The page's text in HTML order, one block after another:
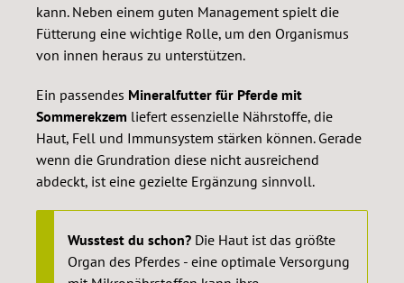
kann. Neben einem guten Management spielt die
Fütterung eine wichtige Rolle, um den Organismus
von innen heraus zu unterstützen.
Ein passendes Mineralfutter für Pferde mit
Sommerekzem liefert essenzielle Nährstoffe, die
Haut, Fell und Immunsystem stärken können. Gerade
wenn die Grundration diese nicht ausreichend
abdeckt, ist eine gezielte Ergänzung sinnvoll.
Wusstest du schon? Die Haut ist das größte
Organ des Pferdes - eine optimale Versorgung